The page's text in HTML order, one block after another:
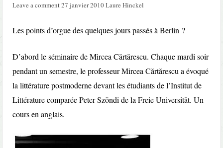
Leave a comment27 janvier 2010Laure Hinckel
Les points d’orgue des quelques jours passés à Berlin ?
D’abord le séminaire de Mircea Cărtărescu. Chaque mardi soir
pendant un semestre, le professeur Mircea Cărtărescu a évoqué
la littérature postmoderne devant les étudiants de l’Institut de
Littérature comparée Peter Szöndi de la Freie Universität. Un
cours en anglais.